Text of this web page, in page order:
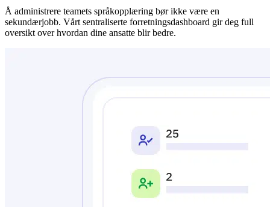
Å administrere teamets språkopplæring bør ikke være en
sekundærjobb. Vårt sentraliserte forretningsdashboard gir deg full
oversikt over hvordan dine ansatte blir bedre.